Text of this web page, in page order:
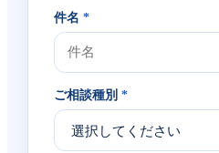
件名 *
ご相談種別 *